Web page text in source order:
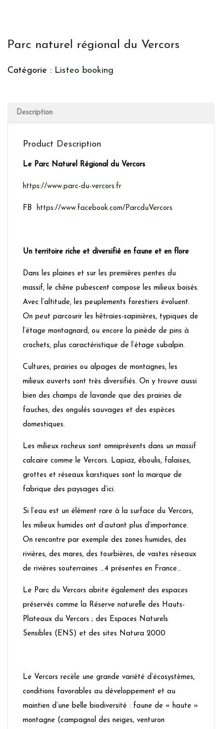
Parc naturel régional du Vercors
Catégorie : Listeo booking
Description
Product Description
Le Parc Naturel Régional du Vercors
https://www.parc-du-vercors.fr
FB https://www.facebook.com/ParcduVercors
Un territoire riche et diversifié en faune et en flore
Dans les plaines et sur les premières pentes du
massif, le chêne pubescent compose les milieux boisés.
Avec l’altitude, les peuplements forestiers évoluent.
On peut parcourir les hêtraies-sapinières, typiques de
l’étage montagnard, ou encore la pinède de pins à
crochets, plus caractéristique de l’étage subalpin.
Cultures, prairies ou alpages de montagnes, les
milieux ouverts sont très diversifiés. On y trouve aussi
bien des champs de lavande que des prairies de
fauches, des ongulés sauvages et des espèces
domestiques.
Les milieux rocheux sont omniprésents dans un massif
calcaire comme le Vercors. Lapiaz, éboulis, falaises,
grottes et réseaux karstiques sont la marque de
fabrique des paysages d’ici.
Si l’eau est un élément rare à la surface du Vercors,
les milieux humides ont d’autant plus d’importance.
On rencontre par exemple des zones humides, des
rivières, des mares, des tourbières, de vastes réseaux
de rivières souterraines …4 présentes en France…
Le Parc du Vercors abrite également des espaces
préservés comme la Réserve naturelle des Hauts-
Plateaux du Vercors ; des Espaces Naturels
Sensibles (ENS) et des sites Natura 2000
Le Vercors recèle une grande variété d’écosystèmes,
conditions favorables au développement et au
maintien d’une belle biodiversité : faune de « haute »
montagne (campagnol des neiges, venturon